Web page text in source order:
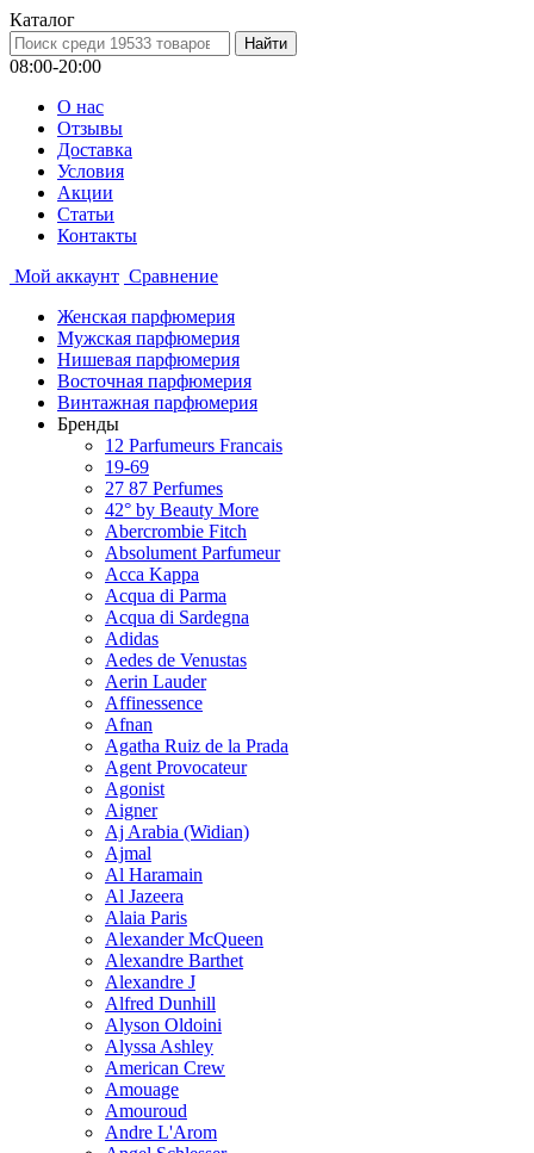
Каталог
08:00-20:00
О нас
Отзывы
Доставка
Условия
Aкции
Статьи
Контакты
Мой аккаунт Сравнение
Женская парфюмерия
Мужская парфюмерия
Нишевая парфюмерия
Восточная парфюмерия
Винтажная парфюмерия
Бренды
12 Parfumeurs Francais
19-69
27 87 Perfumes
42° by Beauty More
Abercrombie Fitch
Absolument Parfumeur
Acca Kappa
Acqua di Parma
Acqua di Sardegna
Adidas
Aedes de Venustas
Aerin Lauder
Affinessence
Afnan
Agatha Ruiz de la Prada
Agent Provocateur
Agonist
Aigner
Aj Arabia (Widian)
Ajmal
Al Haramain
Al Jazeera
Alaia Paris
Alexander McQueen
Alexandre Barthet
Alexandre J
Alfred Dunhill
Alyson Oldoini
Alyssa Ashley
American Crew
Amouage
Amouroud
Andre L'Arom